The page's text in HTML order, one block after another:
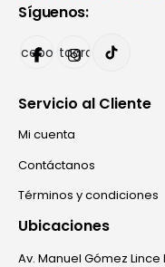
Síguenos:
FacebookInstagram
Servicio al Cliente
Mi cuenta
Contáctanos
Términos y condiciones
Ubicaciones
Av. Manuel Gómez Lince